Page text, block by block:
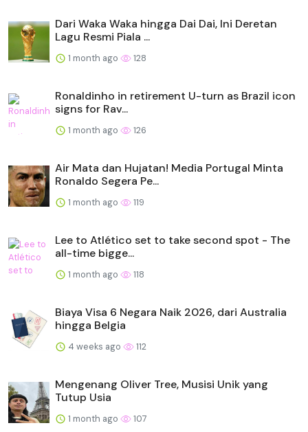
Dari Waka Waka hingga Dai Dai, Ini Deretan
Lagu Resmi Piala ...
1 month ago 128
Ronaldinho in retirement U-turn as Brazil icon
signs for Rav...
1 month ago 126
Air Mata dan Hujatan! Media Portugal Minta
Ronaldo Segera Pe...
1 month ago 119
Lee to Atlético set to take second spot - The
all-time bigge...
1 month ago 118
Biaya Visa 6 Negara Naik 2026, dari Australia
hingga Belgia
4 weeks ago 112
Mengenang Oliver Tree, Musisi Unik yang
Tutup Usia
1 month ago 107